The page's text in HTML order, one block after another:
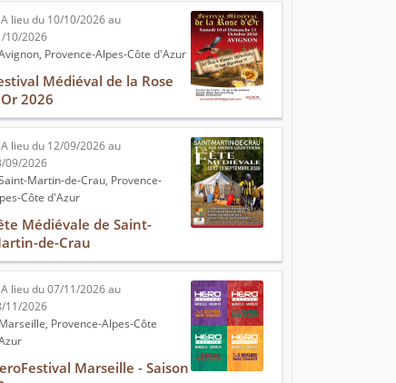
lieu du 10/10/2026 au
10/2026
Provence-Alpes-Côte d'Azur
Médiéval de la Rose
2026
lieu du 12/09/2026 au
09/2026
Martin-de-Crau, Provence-
Côte d'Azur
Médiévale de Saint-
de-Crau
lieu du 07/11/2026 au
11/2026
Marseille, Provence-Alpes-Côte
Marseille - Saison